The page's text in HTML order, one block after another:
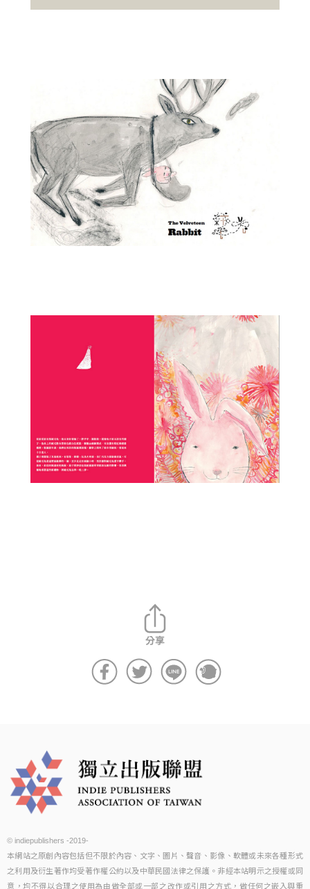
© indiepublishers -2019-
本網站之原創內容包括但不限於內容、文字、圖片、聲音、影像、軟體或未來各種形式
之利用及衍生著作均受著作權公約以及中華民國法律之保護。非經本站明示之授權或同
意，均不得以合理之使用為由做全部或一部之改作或引用之方式，做任何之嵌入與重